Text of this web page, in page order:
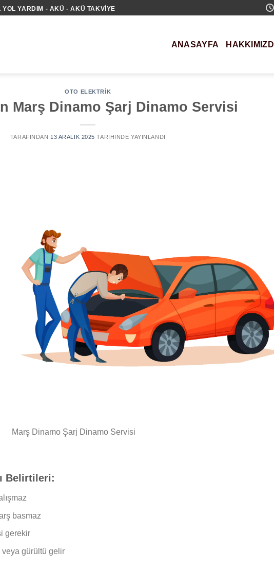
YARDIM - AKÜ - AKÜ TAKVIYE
ANASAYFA
OTO ELEKTRIK
Marş Dinamo Şarj Dinamo Servisi
TARAFINDAN 13 ARALIK 2025 TARIHINDE YAYINLANDI
Marş Dinamo Şarj Dinamo Servisi
Belirtileri:
basmaz
gerekir
veya gürültü gelir